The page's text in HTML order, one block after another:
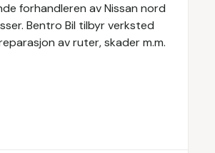
forhandleren av Nissan nord
Bentro Bil tilbyr verksted
av ruter, skader m.m.